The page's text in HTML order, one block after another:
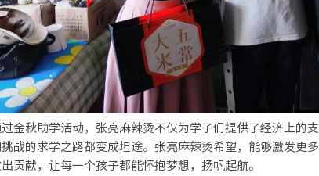
秋助学活动，张亮麻辣烫不仅为学子们提供了经济上的支
战的求学之路都变成坦途。张亮麻辣烫希望，能够激发更
贡献，让每一个孩子都能怀抱梦想，扬帆起航。